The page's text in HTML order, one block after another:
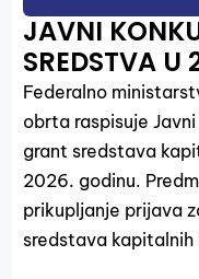
JAVNI
SREDSTVA
Federalno
obrta raspisuje
grant sredstava
2026. godinu.
prikupljanje prijava
sredstava